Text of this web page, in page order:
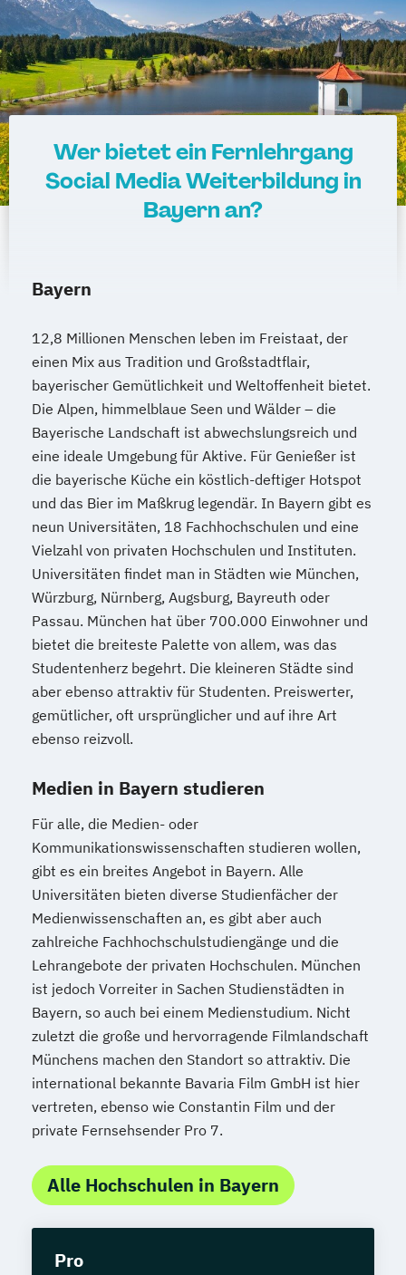
Wer bietet ein Fernlehrgang
Social Media Weiterbildung in
Bayern an?
Bayern
12,8 Millionen Menschen leben im Freistaat, der
einen Mix aus Tradition und Großstadtflair,
bayerischer Gemütlichkeit und Weltoffenheit bietet.
Die Alpen, himmelblaue Seen und Wälder – die
Bayerische Landschaft ist abwechslungsreich und
eine ideale Umgebung für Aktive. Für Genießer ist
die bayerische Küche ein köstlich-deftiger Hotspot
und das Bier im Maßkrug legendär. In Bayern gibt es
neun Universitäten, 18 Fachhochschulen und eine
Vielzahl von privaten Hochschulen und Instituten.
Universitäten findet man in Städten wie München,
Würzburg, Nürnberg, Augsburg, Bayreuth oder
Passau. München hat über 700.000 Einwohner und
bietet die breiteste Palette von allem, was das
Studentenherz begehrt. Die kleineren Städte sind
aber ebenso attraktiv für Studenten. Preiswerter,
gemütlicher, oft ursprünglicher und auf ihre Art
ebenso reizvoll.
Medien in Bayern studieren
Für alle, die Medien- oder
Kommunikationswissenschaften studieren wollen,
gibt es ein breites Angebot in Bayern. Alle
Universitäten bieten diverse Studienfächer der
Medienwissenschaften an, es gibt aber auch
zahlreiche Fachhochschulstudiengänge und die
Lehrangebote der privaten Hochschulen. München
ist jedoch Vorreiter in Sachen Studienstädten in
Bayern, so auch bei einem Medienstudium. Nicht
zuletzt die große und hervorragende Filmlandschaft
Münchens machen den Standort so attraktiv. Die
international bekannte Bavaria Film GmbH ist hier
vertreten, ebenso wie Constantin Film und der
private Fernsehsender Pro 7.
Alle Hochschulen in Bayern
Pro